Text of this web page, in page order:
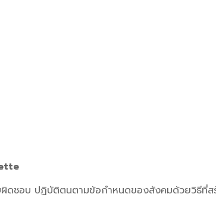
ผิดชอบ ปฏิบัติตนตามข้อกำหนดของสังคมด้วยวิธีที่